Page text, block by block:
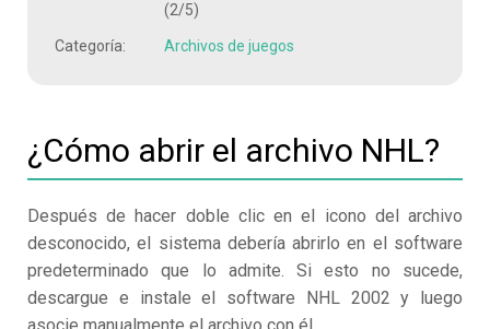
(2/5)
Categoría: Archivos de juegos
¿Cómo abrir el archivo NHL?
Después de hacer doble clic en el icono del archivo
desconocido, el sistema debería abrirlo en el software
predeterminado que lo admite. Si esto no sucede,
descargue e instale el software NHL 2002 y luego